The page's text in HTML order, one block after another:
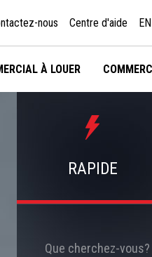
nous Centre d'aide EN
À LOUER
RAPIDE
Que cherchez-vous?